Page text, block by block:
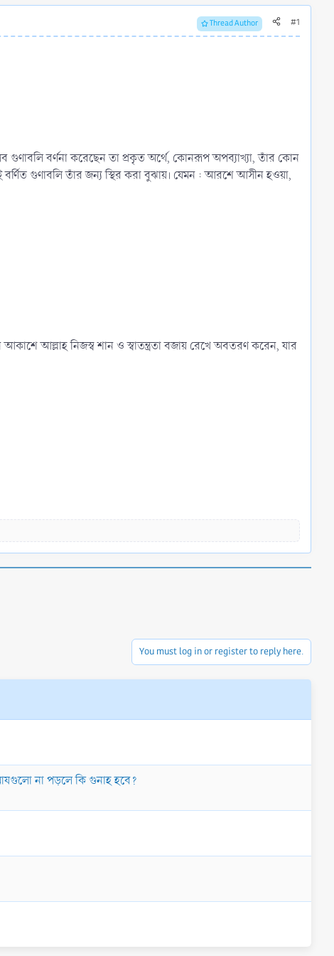
Thread Author #1
গুণাবলি তাঁর জন্য স্থির করা বুঝায়। যেমন : আরশে আসীন হওয়া,
You must log in or register to reply here.
না পড়লে কি গুনাহ হবে?